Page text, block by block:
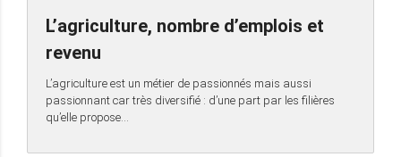
L’agriculture, nombre d’emplois et
revenu
L’agriculture est un métier de passionnés mais aussi
passionnant car très diversifié : d’une part par les filières
qu’elle propose…